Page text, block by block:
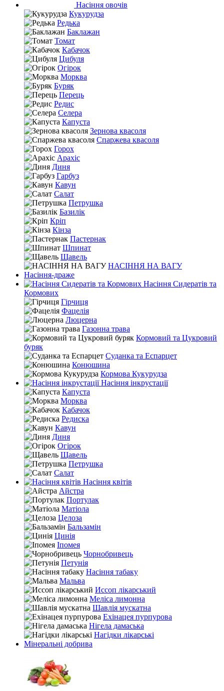
Насіння овочів
Кукурудза
Редька
Баклажан
Томат
Кабачок
Цибуля
Огірок
Морква
Буряк
Перець
Редис
Селера
Капуста
Зернова квасоля
Спаржева квасоля
Горох
Арахіс
Диня
Гарбуз
Кавун
Салат
Петрушка
Базилік
Кріп
Кінза
Пастернак
Шпинат
Щавель
НАСІННЯ НА ВАГУ
Насіння-драже
Насіння Сидератів та
Кормових
Гірчиця
Фацелія
Люцерна
Газонна трава
Кормовий та Цукровий
буряк
Суданка та Еспарцет
Конюшина
Кормова Кукурудза
Насіння інкрустації
Капуста
Морква
Кабачок
Редиска
Кавун
Диня
Огірок
Щавель
Петрушка
Салат
Насіння квітів
Айстра
Портулак
Матіола
Целоза
Бальзамін
Цинія
Іпомея
Чорнобривець
Петунія
Насіння табаку
Мальва
Иссоп лікарський
Меліса лимонна
Шавлія мускатна
Ехінацея пурпурова
Нігела дамаська
Нагідки лікарські
Мінеральні добрива